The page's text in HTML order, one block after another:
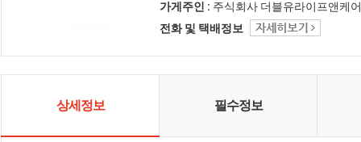
가게주인 : 주식회사 더블유라이프앤케어
전화 및 택배정보
상세정보 필수정보